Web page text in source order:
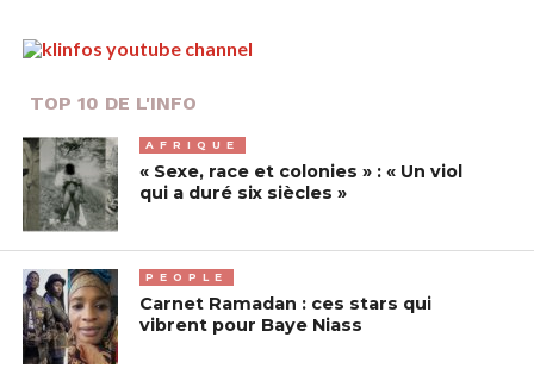
TOP 10 DE L'INFO
AFRIQUE
« Sexe, race et colonies » : « Un viol
qui a duré six siècles »
PEOPLE
Carnet Ramadan : ces stars qui
vibrent pour Baye Niass